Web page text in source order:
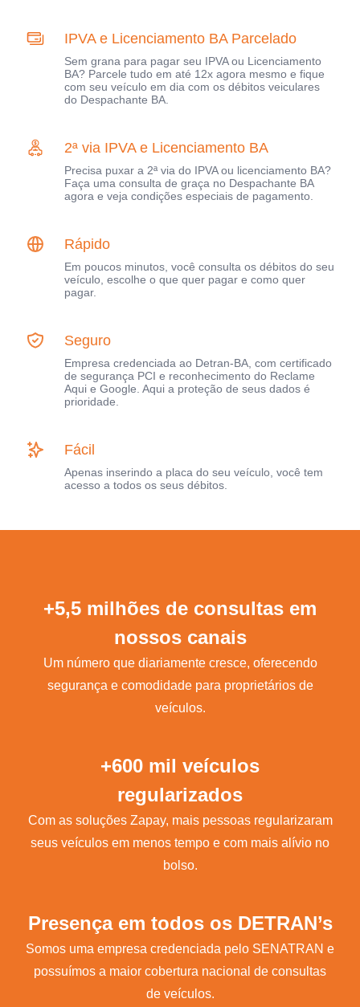
IPVA e Licenciamento BA Parcelado
Sem grana para pagar seu IPVA ou Licenciamento
BA? Parcele tudo em até 12x agora mesmo e fique
com seu veículo em dia com os débitos veiculares
do Despachante BA.
2ª via IPVA e Licenciamento BA
Precisa puxar a 2ª via do IPVA ou licenciamento BA?
Faça uma consulta de graça no Despachante BA
agora e veja condições especiais de pagamento.
Rápido
Em poucos minutos, você consulta os débitos do seu
veículo, escolhe o que quer pagar e como quer
pagar.
Seguro
Empresa credenciada ao Detran-BA, com certificado
de segurança PCI e reconhecimento do Reclame
Aqui e Google. Aqui a proteção de seus dados é
prioridade.
Fácil
Apenas inserindo a placa do seu veículo, você tem
acesso a todos os seus débitos.
+5,5 milhões de consultas em
nossos canais
Um número que diariamente cresce, oferecendo
segurança e comodidade para proprietários de
veículos.
+600 mil veículos
regularizados
Com as soluções Zapay, mais pessoas regularizaram
seus veículos em menos tempo e com mais alívio no
bolso.
Presença em todos os DETRAN’s
Somos uma empresa credenciada pelo SENATRAN e
possuímos a maior cobertura nacional de consultas
de veículos.